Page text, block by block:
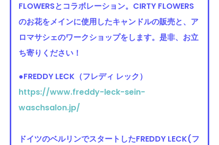
FLOWERSとコラボレーション。CIRTY FLOWERS
のお花をメインに使用したキャンドルの販売と、ア
ロマサシェのワークショップをします。是非、お立
ち寄りください！
●FREDDY LECK （フレディ レック）
https://www.freddy-leck-sein-
waschsalon.jp/
ドイツのベルリンでスタートしたFREDDY LECK(フ